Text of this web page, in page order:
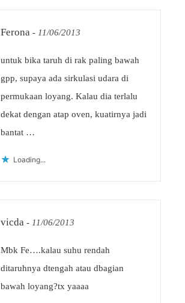
Ferona - 11/06/2013
untuk bika taruh di rak paling bawah
gpp, supaya ada sirkulasi udara di
permukaan loyang. Kalau dia terlalu
dekat dengan atap oven, kuatirnya jadi
bantat …
Loading...
vicda - 11/06/2013
Mbk Fe….kalau suhu rendah
ditaruhnya dtengah atau dbagian
bawah loyang?tx yaaaa